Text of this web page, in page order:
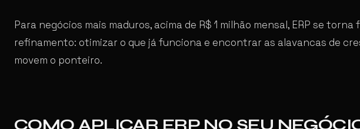
Para negócios mais maduros, acima de R$ 1 milhão mensal, ERP se
refinamento: otimizar o que já funciona e encontrar as alavancas de
movem o ponteiro.
COMO APLICAR ERP NO SEU